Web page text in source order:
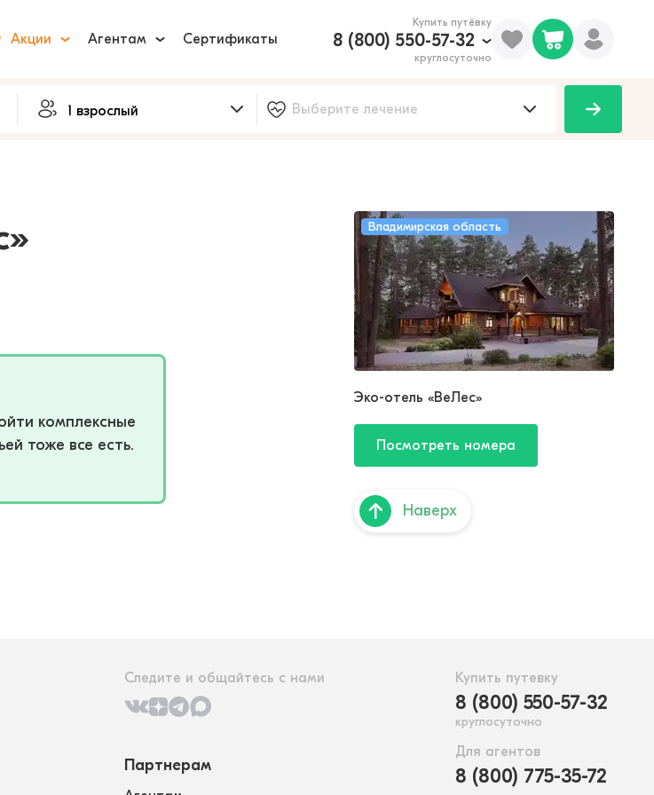
Акции Агентам Сертификаты
Купить путёвку
8 (800) 550-57-32
круглосуточно
комплексные
тоже все есть.
Владимирская область
Эко-отель «ВеЛес»
Посмотреть номера
Наверх
Следите и общайтесь с нами
Партнерам
Купить путевку
8 (800) 550-57-32
круглосуточно
Для агентов
8 (800) 775-35-72